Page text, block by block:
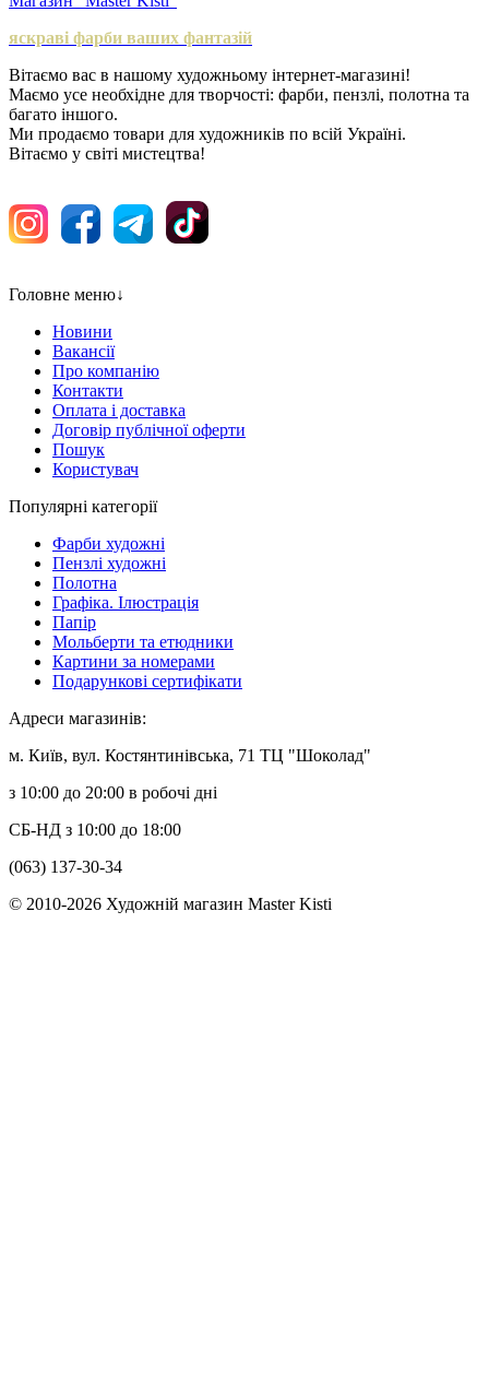
яскраві фарби ваших фантазій
Вітаємо вас в нашому художньому інтернет-магазині!
Маємо усе необхідне для творчості: фарби, пензлі, полотна та
багато іншого.
Ми продаємо товари для художників по всій Україні.
Вітаємо у світі мистецтва!
Головне меню↓
Новини
Вакансії
Про компанію
Контакти
Оплата і доставка
Договір публічної оферти
Пошук
Користувач
Популярні категорії
Фарби художні
Пензлі художні
Полотна
Графіка. Ілюстрація
Папір
Мольберти та етюдники
Картини за номерами
Подарункові сертифікати
Адреси магазинів:
м. Київ, вул. Костянтинівська, 71 ТЦ "Шоколад"
з 10:00 до 20:00 в робочі дні
СБ-НД з 10:00 до 18:00
(063) 137-30-34
© 2010-2026 Художній магазин Master Kisti